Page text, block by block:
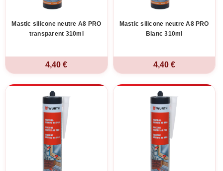
Mastic silicone neutre A8 PRO
transparent 310ml
4,40 €
Mastic silicone neutre A8 PRO
Blanc 310ml
4,40 €